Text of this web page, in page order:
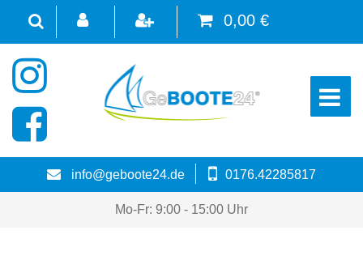
0,00 €
☰
info@geboote24.de 0176.42285817
Mo-Fr: 9:00 - 15:00 Uhr